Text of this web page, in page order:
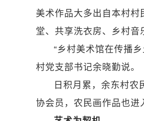
美术作品大多出自本村
堂、共享洗衣房、乡村
“乡村美术馆在传播
村党支部书记余晓勤说。
日积月累，余东村
协会员，农民画作品也